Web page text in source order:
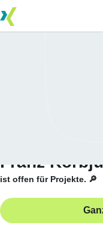
Franz
ist offen für Projekte. 🔎